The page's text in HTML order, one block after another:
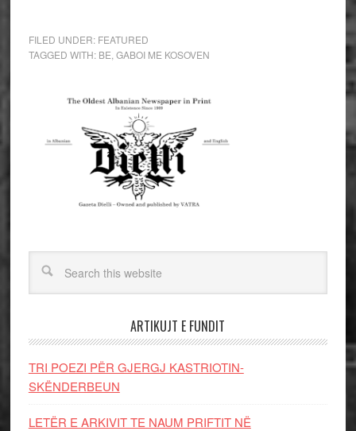
FILED UNDER: FEATURED
TAGGED WITH: BE GABOI ME KOSOVEN
ARTIKUJT E FUNDIT
TRI POEZI PËR GJERGJ KASTRIOTIN-
SKËNDERBEUN
LETËR E ARKIVIT TE NAUM PRIFTIT NË